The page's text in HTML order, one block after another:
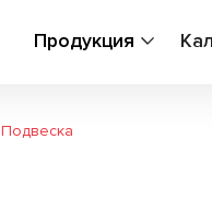
Продукция
Подвеска